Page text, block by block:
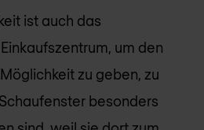
ist auch das
um den
zu geben, zu
besonders